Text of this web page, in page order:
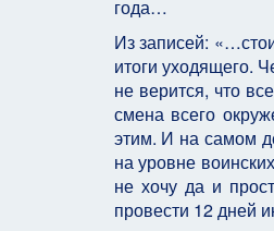
года…
Из записей:
итоги уходящего.
не верится, что
смена всего
этим. И на самом
на уровне
не хочу да и
провести 12 дней